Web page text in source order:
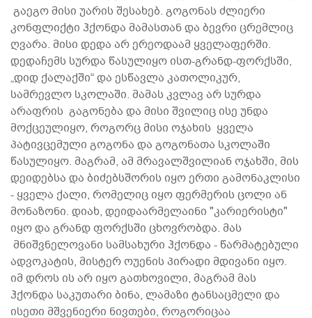
გაეგო მისი უარის შესახებ. გოგონას ძლიერი
კონფლიქტი ჰქონდა მამასთან და ბევრი ცრემლიც
ღვარა. მისი დედა არ ერეოდაამ ყველაფერში.
დედაჩემს სურდა წასულიყო ისთ-გრანდ-ფორქსში,
„დიდ ქალაქში“ და ესწავლა კათოლიკურ,
სამრევლო სკოლაში. მამას კვლავ არ სურდა
არაფრის გაგონება და მისი შვილიც ისე უნდა
მოქცეულიყო, როგორც მისი ოჯახის ყველა
პატივცემული გოგონა და გოგონათა სკოლაში
წასულიყო. მაგრამ, ამ მრავალშვილიან ოჯახში, მის
დეიდებსა და ბიძებსშორის იყო ერთი გამონაკლისი
- ყველა ქალი, რომელიც იყო ფერმერის ცოლი ან
მონაზონი. დიახ, დეიდაარმელაინი "კარიერისტი"
იყო და გრანდ ფორქსში ცხოვრობდა. მას
მნიშვნელოვანი სამსახური ჰქონდა - წარმატებული
ადვოკატის, მისტერ ოუენის პირადი მდივანი იყო.
იმ დროს ის არ იყო გათხოვილი, მაგრამ მას
ჰქონდა საკუთარი ბინა, ლამაზი ტანსაცმელი და
ისეთი მშვენიერი ნივთები, როგორიცაა